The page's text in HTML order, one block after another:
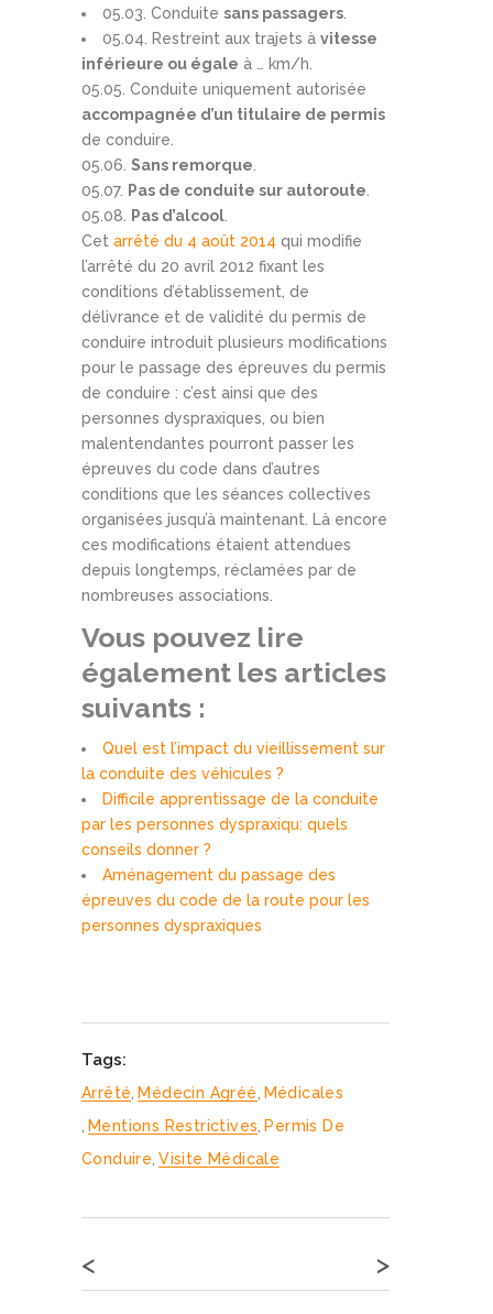
05.03. Conduite sans passagers.
05.04. Restreint aux trajets à vitesse
inférieure ou égale à … km/h.
05.05. Conduite uniquement autorisée
accompagnée d’un titulaire de permis
de conduire.
05.06. Sans remorque.
05.07. Pas de conduite sur autoroute.
05.08. Pas d’alcool.
Cet arrêté du 4 août 2014 qui modifie
l’arrêté du 20 avril 2012 fixant les
conditions d’établissement, de
délivrance et de validité du permis de
conduire introduit plusieurs modifications
pour le passage des épreuves du permis
de conduire : c’est ainsi que des
personnes dyspraxiques, ou bien
malentendantes pourront passer les
épreuves du code dans d’autres
conditions que les séances collectives
organisées jusqu’à maintenant. Là encore
ces modifications étaient attendues
depuis longtemps, réclamées par de
nombreuses associations.
Vous pouvez lire
également les articles
suivants :
Quel est l’impact du vieillissement sur
la conduite des véhicules ?
Difficile apprentissage de la conduite
par les personnes dyspraxiqu: quels
conseils donner ?
Aménagement du passage des
épreuves du code de la route pour les
personnes dyspraxiques
Tags:
Arrêté, Médecin Agréé, Médicales
, Mentions Restrictives, Permis De
Conduire, Visite Médicale
< >